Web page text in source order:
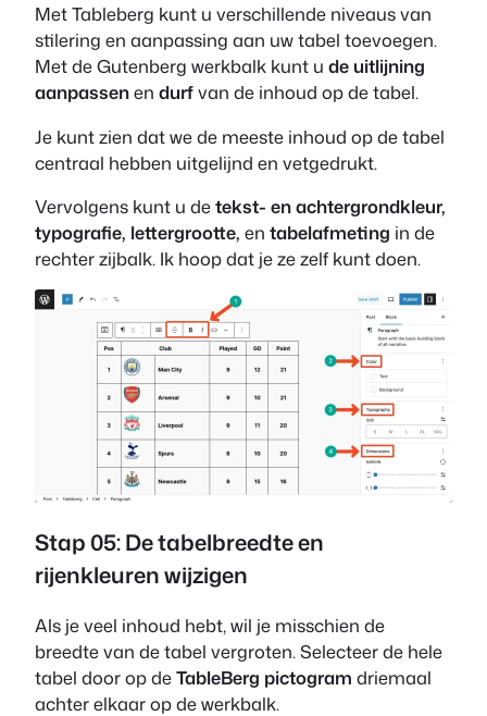
Met Tableberg kunt u verschillende niveaus van
stilering en aanpassing aan uw tabel toevoegen.
Met de Gutenberg werkbalk kunt u de uitlijning
aanpassenen durfvan de inhoud op de tabel.
Je kunt zien dat we de meeste inhoud op de tabel
centraal hebben uitgelijnd en vetgedrukt.
Vervolgens kunt u detekst- en achtergrondkleur,
typografie, lettergrootte, en tabelafmeting in de
rechter zijbalk. Ik hoop dat je ze zelf kunt doen.
Stap 05: De tabelbreedte en
rijenkleuren wijzigen
Als je veel inhoud hebt, wil je misschien de
breedte van de tabel vergroten. Selecteer de hele
tabel door op deTableBerg pictogram driemaal
achter elkaar op de werkbalk.